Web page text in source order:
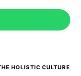
THE HOLISTIC CULTURE